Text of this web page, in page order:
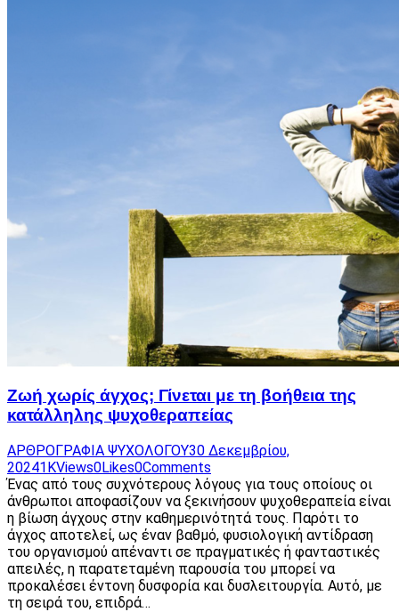
Ζωή χωρίς άγχος; Γίνεται με τη βοήθεια της
κατάλληλης ψυχοθεραπείας
ΑΡΘΡΟΓΡΑΦΙΑ ΨΥΧΟΛΟΓΟΥ30 Δεκεμβρίου,
20241KViews0Likes0Comments
Ένας από τους συχνότερους λόγους για τους οποίους οι
άνθρωποι αποφασίζουν να ξεκινήσουν ψυχοθεραπεία είναι
η βίωση άγχους στην καθημερινότητά τους. Παρότι το
άγχος αποτελεί, ως έναν βαθμό, φυσιολογική αντίδραση
του οργανισμού απέναντι σε πραγματικές ή φανταστικές
απειλές, η παρατεταμένη παρουσία του μπορεί να
προκαλέσει έντονη δυσφορία και δυσλειτουργία. Αυτό, με
τη σειρά του, επιδρά…